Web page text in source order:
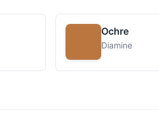
Ochre
Diamine